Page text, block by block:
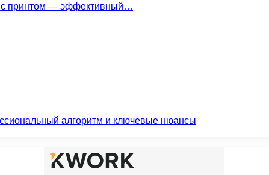
с принтом — эффективный…
алгоритм и ключевые нюансы